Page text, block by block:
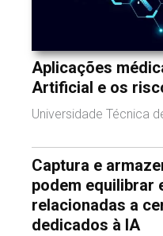
Aplicações
Artificial e os
Universidade Técnica
Captura e
podem equilibrar
relacionadas a
dedicados à IA